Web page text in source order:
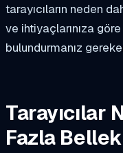
tarayıcıların neden
ve ihtiyaçlarınıza
bulundurmanız
Tarayıcılar
Fazla